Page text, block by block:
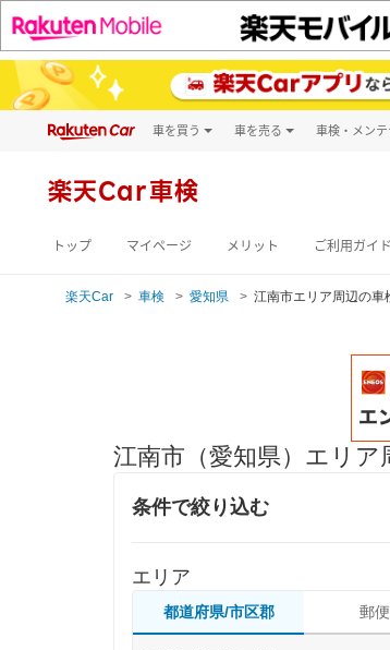
車を買う
新車
車を売る 車検・メン
楽天Car車検
トップ マイページ メリット ご利用ガイド
楽天Car 車検 愛知県 江南市エリア周辺の車
江南市（愛知県）エリア
条件で絞り込む
エリア
都道府県/市区郡 郵